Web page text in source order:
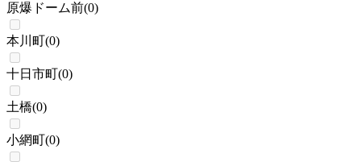
原爆ドーム前(0)
本川町(0)
十日市町(0)
土橋(0)
小網町(0)